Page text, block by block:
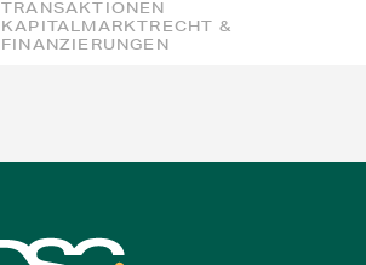
TRANSAKTIONEN
KAPITALMARKTRECHT &
FINANZIERUNGEN